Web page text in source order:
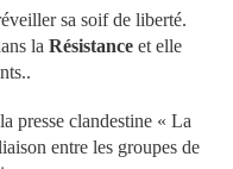
sa soif de liberté.
la Résistance et elle
presse clandestine « La
entre les groupes de